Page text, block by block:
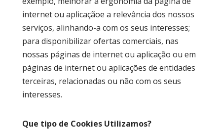
internet ou aplicaçãoe a relevância dos nossos
serviços, alinhando-a com os seus interesses;
para disponibilizar ofertas comerciais, nas
nossas páginas de internet ou aplicação ou em
páginas de internet ou aplicações de entidades
terceiras, relacionadas ou não com os seus
interesses.
Que tipo de Cookies Utilizamos?